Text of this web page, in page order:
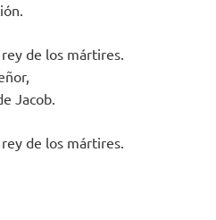
de los mártires.
Jacob.
de los mártires.